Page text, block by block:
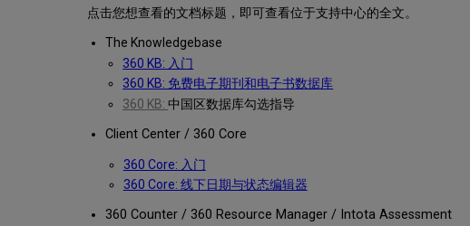
点击您想查看的文档标题，即可查看位于支持中心的全文。
The Knowledgebase
360 KB: 入门
360 KB: 免费电子期刊和电子书数据库
360 KB:中国区数据库勾选指导
Client Center / 360 Core
360 Core: 入门
360 Core: 线下日期与状态编辑器
360 Counter / 360 Resource Manager / Intota Assessment